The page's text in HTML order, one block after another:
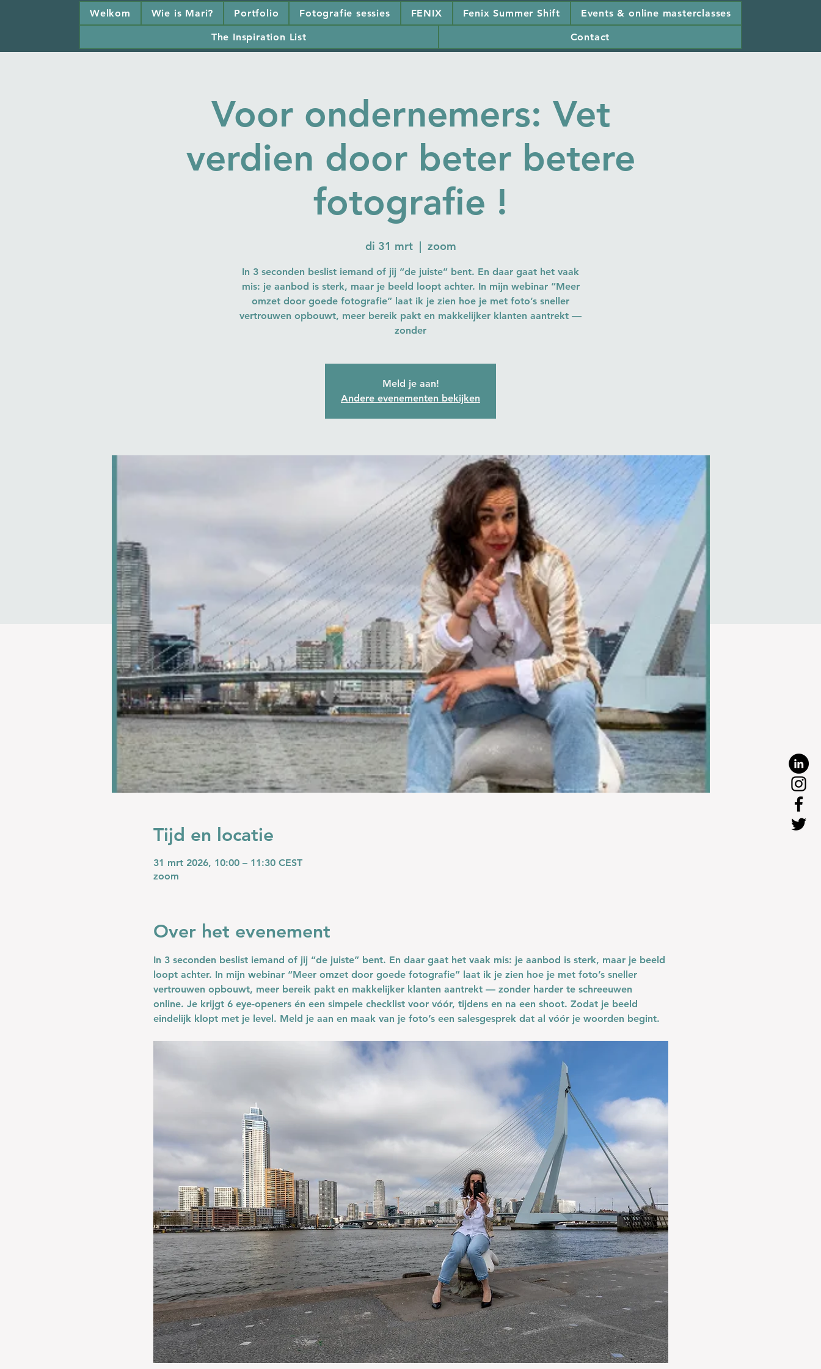
Welkom Wie is Mari? Portfolio Fotografie sessies FENIX Fenix Summer Shift Events & online masterclasses
The Inspiration List Contact
Voor ondernemers: Vet
verdien door beter betere
fotografie !
di 31 mrt
  |
zoom
In 3 seconden beslist iemand of jij “de juiste” bent. En daar gaat het vaak
mis: je aanbod is sterk, maar je beeld loopt achter. In mijn webinar “Meer
omzet door goede fotografie” laat ik je zien hoe je met foto’s sneller
vertrouwen opbouwt, meer bereik pakt en makkelijker klanten aantrekt —
zonder
Meld je aan!
Andere evenementen bekijken
Tijd en locatie
31 mrt 2026, 10:00 – 11:30 CEST
zoom
Over het evenement
In 3 seconden beslist iemand of jij “de juiste” bent. En daar gaat het vaak mis: je aanbod is sterk, maar je beeld
loopt achter. In mijn webinar “Meer omzet door goede fotografie” laat ik je zien hoe je met foto’s sneller
vertrouwen opbouwt, meer bereik pakt en makkelijker klanten aantrekt — zonder harder te schreeuwen
online. Je krijgt 6 eye-openers én een simpele checklist voor vóór, tijdens en na een shoot. Zodat je beeld
eindelijk klopt met je level. Meld je aan en maak van je foto’s een salesgesprek dat al vóór je woorden begint.